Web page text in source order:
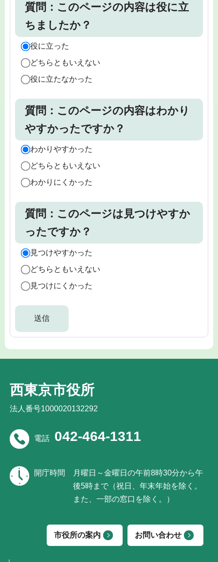
質問：このページの内容は役に立
ちましたか？
役に立った
どちらともいえない
役に立たなかった
質問：このページの内容はわかり
やすかったですか？
わかりやすかった
どちらともいえない
わかりにくかった
質問：このページは見つけやすか
ったですか？
見つけやすかった
どちらともいえない
見つけにくかった
西東京市役所
法人番号1000020132292
電話 042-464-1311
開庁時間
月曜日～金曜日の午前8時30分から午
後5時まで（祝日、年末年始を除く。
また、一部の窓口を除く。）
市役所の案内 お問い合わせ